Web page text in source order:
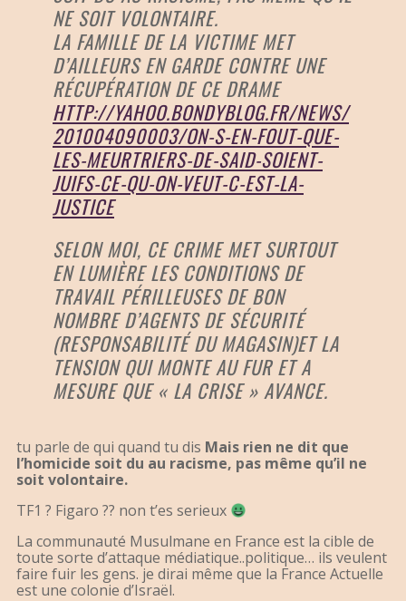
NE SOIT VOLONTAIRE.
LA FAMILLE DE LA VICTIME MET
D’AILLEURS EN GARDE CONTRE UNE
RÉCUPÉRATION DE CE DRAME
HTTP://YAHOO.BONDYBLOG.FR/NEWS/
201004090003/ON-S-EN-FOUT-QUE-
LES-MEURTRIERS-DE-SAID-SOIENT-
JUIFS-CE-QU-ON-VEUT-C-EST-LA-
JUSTICE
SELON MOI, CE CRIME MET SURTOUT
EN LUMIÈRE LES CONDITIONS DE
TRAVAIL PÉRILLEUSES DE BON
NOMBRE D’AGENTS DE SÉCURITÉ
(RESPONSABILITÉ DU MAGASIN)ET LA
TENSION QUI MONTE AU FUR ET A
MESURE QUE « LA CRISE » AVANCE.
tu parle de qui quand tu dis Mais rien ne dit que
l’homicide soit du au racisme, pas même qu’il ne
soit volontaire.
TF1 ? Figaro ?? non t’es serieux
La communauté Musulmane en France est la cible de
toute sorte d’attaque médiatique..politique… ils veulent
faire fuir les gens. je dirai même que la France Actuelle
est une colonie d’Israël.